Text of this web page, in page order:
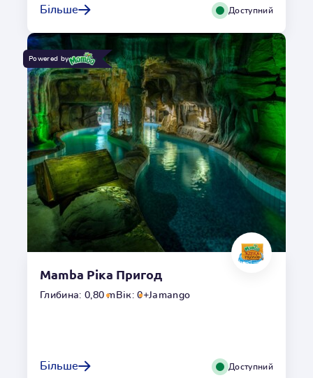
Кальцій, як основний будівельний матеріал людського
скелету, є необхідним для функціонування кожної
клітини. Купання у кальцієвій воді зменшує сухість
шкіри та допомагає відновити природний захисний
бар'єр шкіри.
Місцезнаходження
Всередині
Глибина
1,00m
Гідромасаж
Ні
Температура
34 o C
Більше Доступний
Літій є одним з мікроелементів у нашому тілі і виконує в
Powered by
Mamba Ріка Пригод
Глибина: 0,80 mВік: 0+Jamango
Більше Доступний